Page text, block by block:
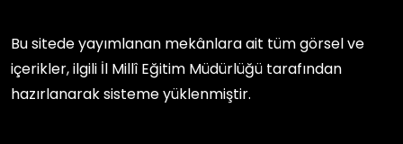
Bu sitede yayımlanan mekânlara ait tüm görsel ve
içerikler, ilgili İl Millî Eğitim Müdürlüğü tarafından
hazırlanarak sisteme yüklenmiştir.